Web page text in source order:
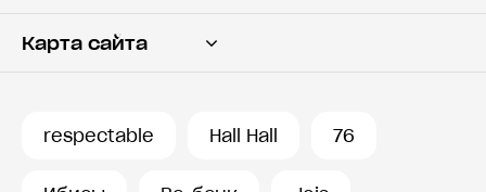
Карта сайта
respectable Hall Hall 76